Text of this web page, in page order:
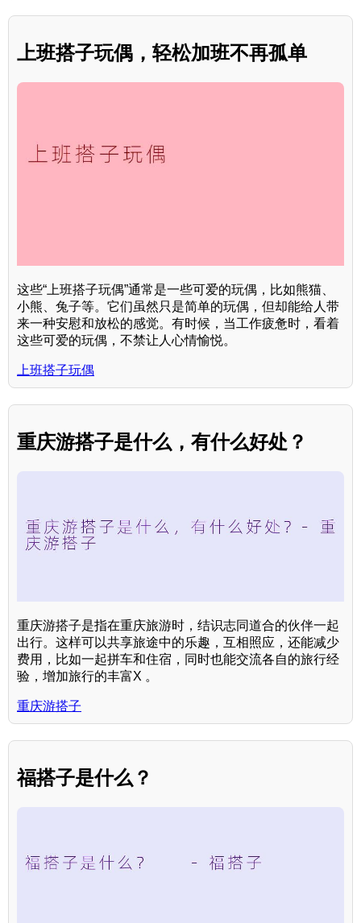
上班搭子玩偶，轻松加班不再孤单
这些“上班搭子玩偶”通常是一些可爱的玩偶，比如熊猫、
小熊、兔子等。它们虽然只是简单的玩偶，但却能给人带
来一种安慰和放松的感觉。有时候，当工作疲惫时，看着
这些可爱的玩偶，不禁让人心情愉悦。
上班搭子玩偶
重庆游搭子是什么，有什么好处？
重庆游搭子是指在重庆旅游时，结识志同道合的伙伴一起
出行。这样可以共享旅途中的乐趣，互相照应，还能减少
费用，比如一起拼车和住宿，同时也能交流各自的旅行经
验，增加旅行的丰富X 。
重庆游搭子
福搭子是什么？